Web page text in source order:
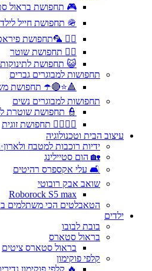
🎮 תחפושת בראול
🪖 תחפושת חייל לילד
🏴‍☠️ 🦜תחפושת
👮‍♂️ תחפושת שוטר
😺 תחפושת לתינוקות
תחפושות למבוגרים גברים
🔺⭐🔴☂️ תחפושת
תחפושות למבוגרים נשים
👮 תחפושת שוטרת
🦸‍♂️🦸‍♀️ תחפושת זוגית
עיצוב הבית וטכנולוגיה
ידיות רוכבות למטבח
🏡 הום סטיילינג
🛋️ עלי אקספרס רהיטים
שואב אבק רובוטי
Roborock S5 max
הטאבלטים הכי משתלמים
ילדים
בובת לבובו
בראול סטארס
בראול סטארס ציטים
קלפי פוקימון
🔥 קלפי פוקימון